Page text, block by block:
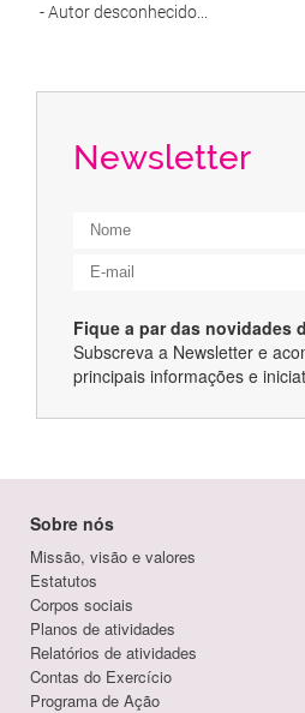
- Autor desconhecido...
Newsletter
Fique a par das novidades
Subscreva a Newsletter e
principais informações e
Sobre nós
Missão, visão e valores
Estatutos
Corpos sociais
Planos de atividades
Relatórios de atividades
Contas do Exercício
Programa de Ação